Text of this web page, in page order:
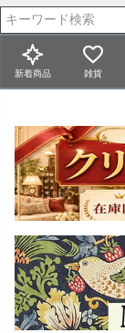
新着商品 雑貨